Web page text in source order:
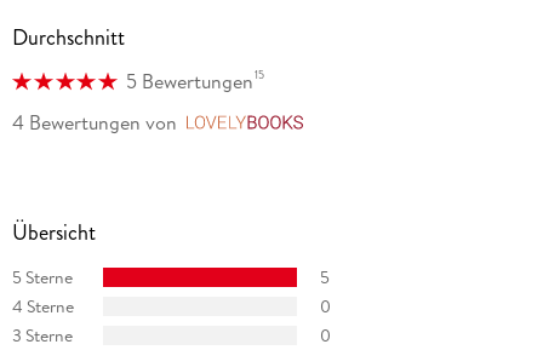
Durchschnitt
5 Bewertungen15
4 Bewertungen von
Übersicht
5 Sterne
5
4 Sterne
0
3 Sterne
0